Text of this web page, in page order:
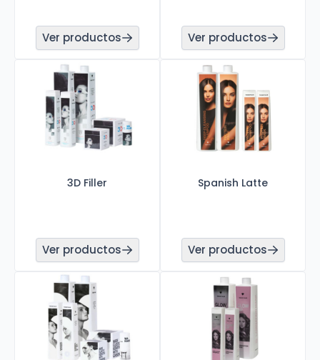
Ver productos Ver productos
3D Filler
Ver productos
Spanish Latte
Ver productos